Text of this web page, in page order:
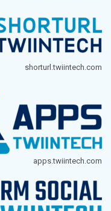
shorturl.twiintech.com
apps.twiintech.com